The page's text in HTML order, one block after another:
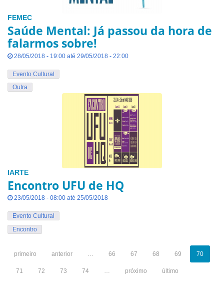
FEMEC
Saúde Mental: Já passou da hora de
falarmos sobre!
28/05/2018 - 19:00 até 29/05/2018 - 22:00
Evento Cultural
Outra
IARTE
Encontro UFU de HQ
23/05/2018 - 08:00 até 25/05/2018
Evento Cultural
Encontro
primeiro anterior … 66 67 68 69 70
71 72 73 74 … próximo último